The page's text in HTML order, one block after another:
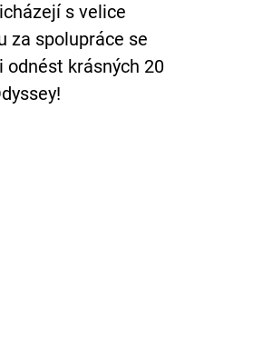
s velice
za spolupráce se
krásných 20